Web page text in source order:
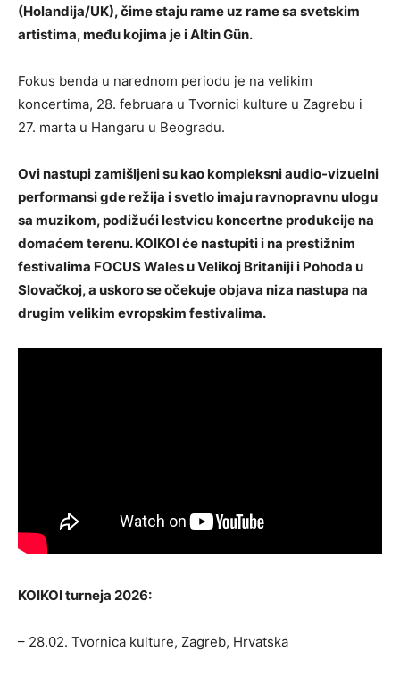
(Holandija/UK), čime staju rame uz rame sa svetskim
artistima, među kojima je i Altin Gün.
Fokus benda u narednom periodu je na velikim
koncertima, 28. februara u Tvornici kulture u Zagrebu i
27. marta u Hangaru u Beogradu.
Ovi nastupi zamišljeni su kao kompleksni audio-vizuelni
performansi gde režija i svetlo imaju ravnopravnu ulogu
sa muzikom, podižući lestvicu koncertne produkcije na
domaćem terenu. KOIKOI će nastupiti i na prestižnim
festivalima FOCUS Wales u Velikoj Britaniji i Pohoda u
Slovačkoj, a uskoro se očekuje objava niza nastupa na
drugim velikim evropskim festivalima.
KOIKOI turneja 2026:
– 28.02. Tvornica kulture, Zagreb, Hrvatska